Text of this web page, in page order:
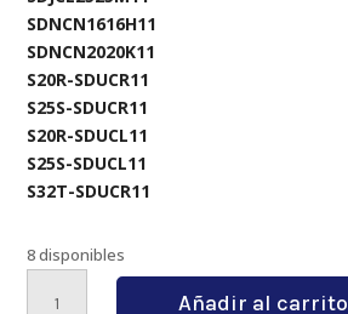
SDNCN1616H11
SDNCN2020K11
S20R-SDUCR11
S25S-SDUCR11
S20R-SDUCL11
S25S-SDUCL11
S32T-SDUCR11
8 disponibles
DCMT11T304PM
Añadir al carrito